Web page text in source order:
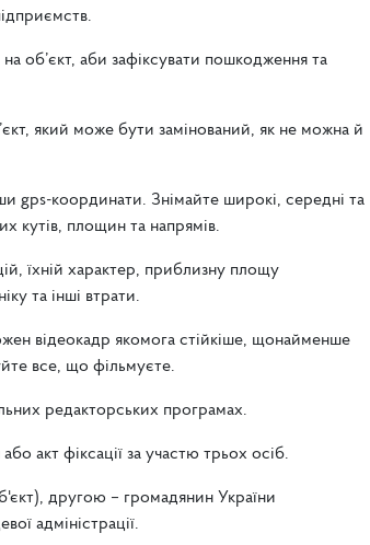
об’єкт, аби зафіксувати пошкодження та
який може бути замінований, як не можна й
gps-координати. Знімайте широкі, середні та
кутів, площин та напрямів.
їхній характер, приблизну площу
та інші втрати.
відеокадр якомога стійкіше, щонайменше
все, що фільмуєте.
редакторських програмах.
акт фіксації за участю трьох осіб.
другою – громадянин України
адміністрації.